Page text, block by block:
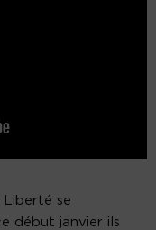
Liberté se
début janvier ils